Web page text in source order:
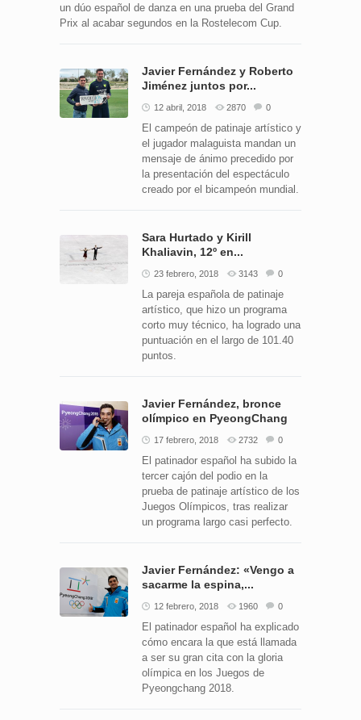
un dúo español de danza en una prueba del Grand
Prix al acabar segundos en la Rostelecom Cup.
Javier Fernández y Roberto
Jiménez juntos por...
12 abril, 2018 2870 0
El campeón de patinaje artístico y
el jugador malaguista mandan un
mensaje de ánimo precedido por
la presentación del espectáculo
creado por el bicampeón mundial.
Sara Hurtado y Kirill
Khaliavin, 12º en...
23 febrero, 2018 3143 0
La pareja española de patinaje
artístico, que hizo un programa
corto muy técnico, ha logrado una
puntuación en el largo de 101.40
puntos.
Javier Fernández, bronce
olímpico en PyeongChang
17 febrero, 2018 2732 0
El patinador español ha subido la
tercer cajón del podio en la
prueba de patinaje artístico de los
Juegos Olímpicos, tras realizar
un programa largo casi perfecto.
Javier Fernández: «Vengo a
sacarme la espina,...
12 febrero, 2018 1960 0
El patinador español ha explicado
cómo encara la que está llamada
a ser su gran cita con la gloria
olímpica en los Juegos de
Pyeongchang 2018.